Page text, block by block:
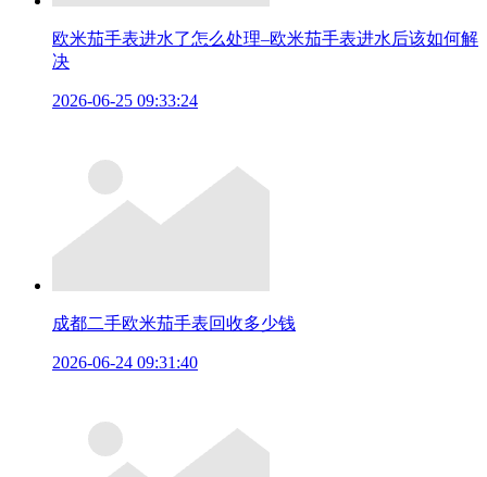
欧米茄手表进水了怎么处理–欧米茄手表进水后该如何解
决
2026-06-25 09:33:24
成都二手欧米茄手表回收多少钱
2026-06-24 09:31:40